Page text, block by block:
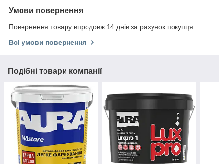
Умови повернення
Повернення товару впродовж 14 днів за рахунок покупця
Всі умови повернення
Подібні товари компанії